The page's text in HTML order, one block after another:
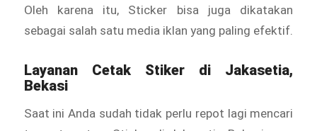
Oleh karena itu, Sticker bisa juga dikatakan
sebagai salah satu media iklan yang paling efektif.
Layanan Cetak Stiker di Jakasetia,
Bekasi
Saat ini Anda sudah tidak perlu repot lagi mencari